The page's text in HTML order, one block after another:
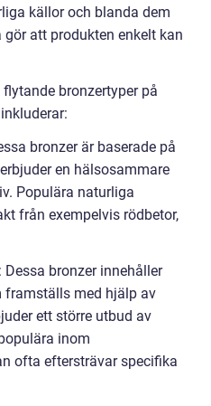
källor och blanda dem
att produkten enkelt kan
bronzertyper på
bronzer är baserade på
en hälsosammare
Populära naturliga
från exempelvis rödbetor,
bronzer innehåller
framställs med hjälp av
ett större utbud av
inom
ofta eftersträvar specifika